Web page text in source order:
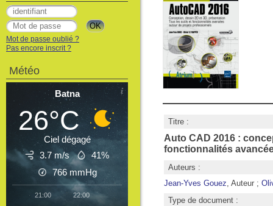
Titre :
Auto CAD 2016 :
fonctionnalités
Auteurs :
Jean-Yves Gouez, Auteur ;
Type de document :
Mot de passe oublié ?
Pas encore inscrit ?
Météo
Batna
26°C
Ciel dégagé
3.7 m/s
41%
766 mmHg
21:00 22:00 23:00